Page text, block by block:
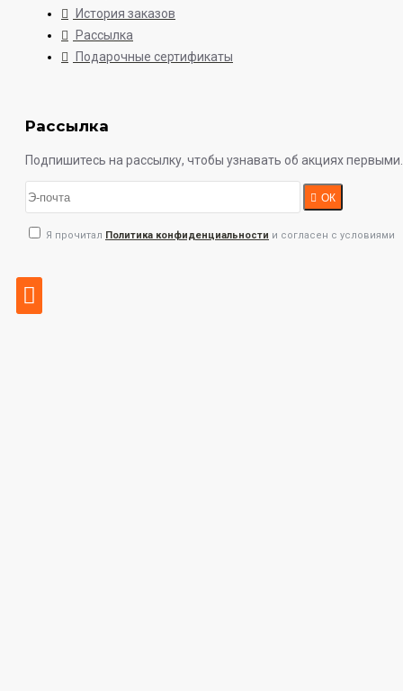
История заказов
Рассылка
Подарочные сертификаты
Рассылка
Подпишитесь на рассылку, чтобы узнавать об акциях первыми.
ОК
Я прочитал Политика конфиденциальности и согласен с условиями